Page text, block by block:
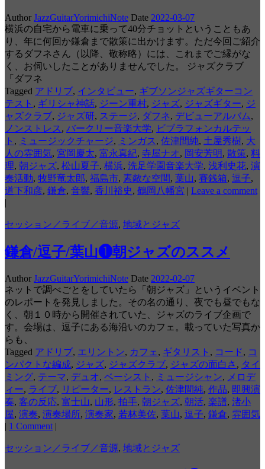
Author JazzGuitarYorimichiNote Date 2022-03-07
横浜の自宅から電車に乗って40分チョットということもあ
り、年に何回か鎌倉まで散策に出かけます。ただ今回ご紹介
するダフネさん（以降、敬称略）には、これまでご縁がな
く、お伺いしたことがありませんでした。 ジャズクラブ
「ダフネ
Tagged アドリブ, インタビュー, ギブソンジャズギターコン
テスト , ギリシャ神話, ジーン重村, ジャズ, ジャズギター, ジ
ャズクラブ, ジャズ研, ステージ, ダフネ, デビューアルバム,
ノンストレス , バークリー音楽大学, ビブラフォンカルテッ
ト , ミュージックチャージ, ミンガス , 佐津間純, 土屋秀樹, 大
人の雰囲気, 宮岡慶太, 富永真紀, 寺屋ナオ, 岡安芳明, 散策, 料
理, 朝ジャズ, 松山夏子, 横浜, 洗足学園音楽大学, 浅利史花, 演
奏活動, 牧野竜太郎, 福島市, 素敵な空間, 葉山, 賽銭箱, 逗子,
道下和彦, 鎌倉, 音響, 香川裕史, 鶴岡八幡宮 | Leave a comment
|
セッション／ライブ／音源, 地域とジャズ
鎌倉/逗子/葉山❶朝ジャズのススメ
Author JazzGuitarYorimichiNote Date 2022-02-07
ネットで調べごとをしていたら「朝ジャズ」というイベント
のレポートを発見しました。その名の通り、夜でも昼でもな
く、朝１０時から開催されていた、ジャズのライブ企画で
す。会場は、逗子にある海沿いのカフェ。載っていた写真か
らも、
Tagged アドリブ, エリントン, カフェ , ギタリスト , コード, コ
ンパクトな編成, ジャズ, ジャズクラブ, ジャズの面白さ , タイ
ミング, テーマ, デュオ, ベーシスト , ミュージシャン, メロデ
ィー, ライブ, リピーター, レストラン, 佐津間純, 作品, 即興演
奏, 客の反応, 富士山, 山形, 拍手, 朝ジャズ, 朝活, 楽譜, 渚小
屋, 演奏, 演奏場所, 演奏家, 若林美佐, 葉山, 逗子, 鎌倉, 雰囲気
| 1 Comment |
セッション／ライブ／音源, 地域とジャズ